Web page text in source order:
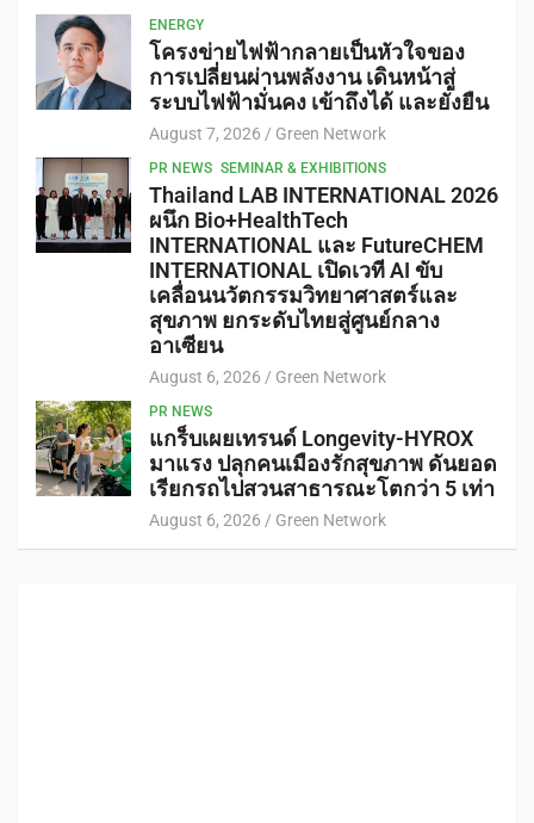
ENERGY
โครงข่ายไฟฟ้ากลายเป็นหัวใจของ
การเปลี่ยนผ่านพลังงาน เดินหน้าสู่
ระบบไฟฟ้ามั่นคง เข้าถึงได้ และยั่งยืน
August 7, 2026 Green Network
PR NEWS SEMINAR & EXHIBITIONS
Thailand LAB INTERNATIONAL 2026
ผนึก Bio+HealthTech
INTERNATIONAL และ FutureCHEM
INTERNATIONAL เปิดเวที AI ขับ
เคลื่อนนวัตกรรมวิทยาศาสตร์และ
สุขภาพ ยกระดับไทยสู่ศูนย์กลาง
อาเซียน
August 6, 2026 Green Network
PR NEWS
แกร็บเผยเทรนด์ Longevity-HYROX
มาแรง ปลุกคนเมืองรักสุขภาพ ดันยอด
เรียกรถไปสวนสาธารณะโตกว่า 5 เท่า
August 6, 2026 Green Network